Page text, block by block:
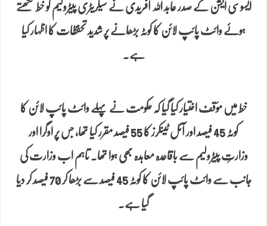
ایسوسی ایشن کے صدر عابد اللہ آفریدی نے سیکریٹری پیٹرولیم کو خط لکھتے
ہوئے وائٹ پائپ لائن کا کوٹہ بڑھانے پر شدید تحفظات کا اظہار کیا
ہے۔
خط میں مؤقف اختیار کیا گیا کہ حکومت نے پہلے وائٹ پائپ لائن کا
کوٹہ 45 فیصد اور آئل ٹینکرز کا 55 فیصد مقرر کیا تھا، جس پر اوگرا اور
وزارتِ پیٹرولیم سے باقاعدہ معاہدہ بھی ہوا تھا۔ تاہم اب وزارت کی
جانب سے وائٹ پائپ لائن کا کوٹہ 45 فیصد سے بڑھا کر 70 فیصد کر دیا
گیا ہے۔